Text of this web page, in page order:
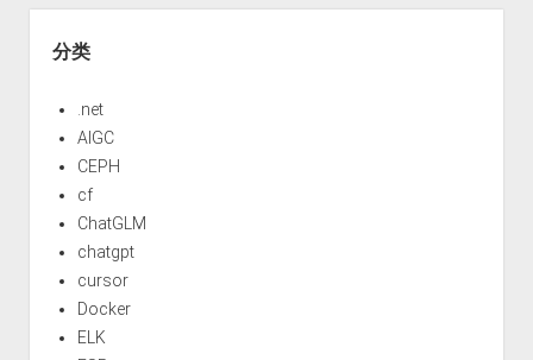
分类
.net
AIGC
CEPH
cf
ChatGLM
chatgpt
cursor
Docker
ELK